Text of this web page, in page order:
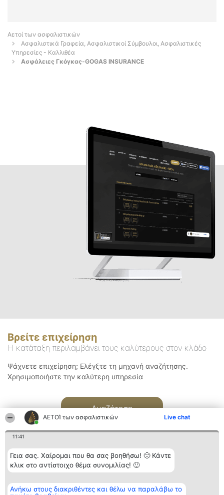
ΑΕΤΟΊ των ασφαλιστικών Live chat
11:41
Γεια σας. Χαίρομαι που θα σας βοηθήσω! 🙂 Κάντε
κλικ στο αντίστοιχο θέμα συνομιλίας! 🙂
Ανήκω στους διακριθέντες και θέλω να παραλάβω το
Αετοί των ασφαλιστικών
Ασφαλιστικά Γραφεία, Ασφαλιστικοί Σύμβουλοι, Ασφαλιστικές
Υπηρεσίες - Καλλιθέα
Ασφάλειες Γκόγκας-GOGAS INSURANCE
Βρείτε επιχείρηση
Η κατάταξη περιλαμβάνει τους καλύτερους στον κλάδο
Ψάχνετε επιχείρηση; Ελέγξτε τη μηχανή αναζήτησης.
Χρησιμοποιήστε την καλύτερη υπηρεσία
Αναζήτηση
Διοργανωτής της
κατάταξης
Κατάταξη
Διακριθέντες
Επικοινωνία
Επικοινωνία